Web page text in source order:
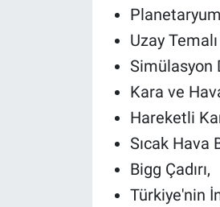
Uzay
Simülasyon
Kara ve
Hareketli
Sıcak Hava
Bigg Çadırı,
Türkiye'nin